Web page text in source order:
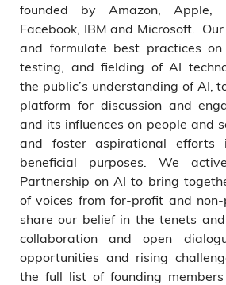
founded by Amazon, Apple,
Facebook, IBM and Microsoft.
and formulate best practices on
testing, and fielding of AI
the public’s understanding of AI,
platform for discussion and
and its influences on people and
and foster aspirational
beneficial purposes. We
Partnership on AI to bring
of voices from for-profit and
share our belief in the tenets
collaboration and open
opportunities and rising
the full list of founding